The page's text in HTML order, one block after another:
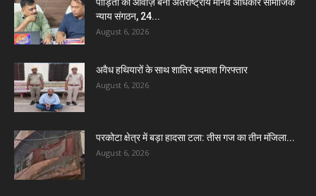
न्याय संगठन, 24...
August 6, 2026
अवैध हथियारों के साथ शातिर बदमाश गिरफ्तार
August 6, 2026
परकोटा क्षेत्र में बड़ा हादसा टला: तीस गज का तीन मंजिला...
August 6, 2026